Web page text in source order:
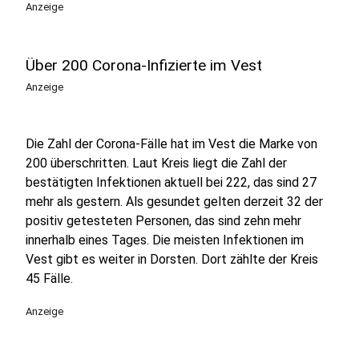
Anzeige
Über 200 Corona-Infizierte im Vest
Anzeige
Die Zahl der Corona-Fälle hat im Vest die Marke von
200 überschritten. Laut Kreis liegt die Zahl der
bestätigten Infektionen aktuell bei 222, das sind 27
mehr als gestern. Als gesundet gelten derzeit 32 der
positiv getesteten Personen, das sind zehn mehr
innerhalb eines Tages. Die meisten Infektionen im
Vest gibt es weiter in Dorsten. Dort zählte der Kreis
45 Fälle.
Anzeige